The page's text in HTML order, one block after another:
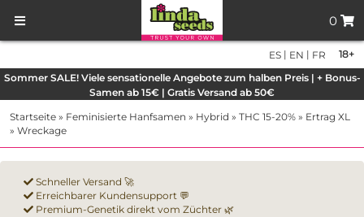
0
18+
ES | EN | FR
Sommer SALE! Viele sensationelle Angebote zum halben Preis | + Bonus-
Samen ab 15€ | Gratis Versand ab 50€
Startseite » Feminisierte Hanfsamen » Hybrid » THC 15-20% » Ertrag XL
» Wreckage
Schneller Versand 🚀
Erreichbarer Kundensupport 💬
Premium-Genetik direkt vom Züchter 🌿